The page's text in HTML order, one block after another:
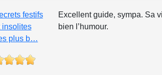
festifs
insolites
plus b…
Excellent guide, sympa. Sa
bien l’humour.